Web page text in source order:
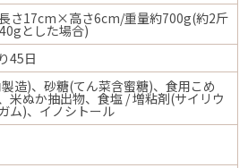
さ17cm×高さ6cm/重量約700g(約2斤
とした場合)
45日
造)、砂糖(てん菜含蜜糖)、食用こめ
米ぬか抽出物、食塩 / 増粘剤(サイリウ
ム)、イノシトール